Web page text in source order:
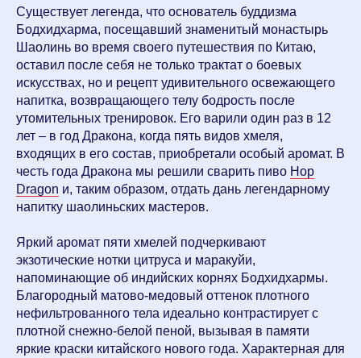
Существует легенда, что основатель буддизма
Бодхидхарма, посещавший знаменитый монастырь
Шаолинь во время своего путешествия по Китаю,
оставил после себя не только трактат о боевых
искусствах, но и рецепт удивительного освежающего
напитка, возвращающего телу бодрость после
утомительных тренировок. Его варили один раз в 12
лет – в год Дракона, когда пять видов хмеля,
входящих в его состав, приобретали особый аромат. В
честь года Дракона мы решили сварить пиво Hop
Dragon и, таким образом, отдать дань легендарному
напитку шаолиньских мастеров.
Яркий аромат пяти хмелей подчеркивают
экзотические нотки цитруса и маракуйи,
напоминающие об индийских корнях Бодхидхармы.
Благородный матово-медовый оттенок плотного
нефильтрованного тела идеально контрастирует с
плотной снежно-белой пеной, вызывая в памяти
яркие краски китайского нового года. Характерная для